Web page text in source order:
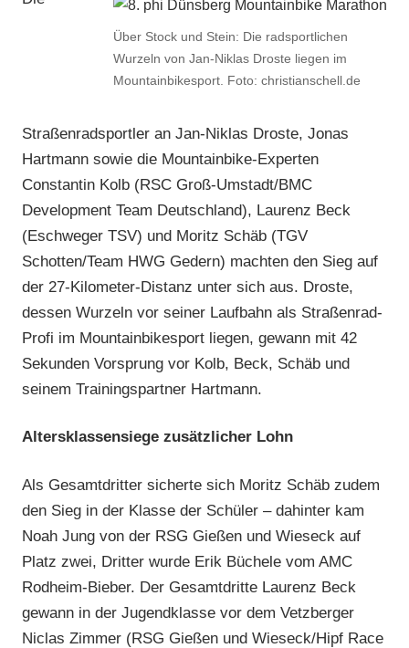
Über Stock und Stein: Die radsportlichen
Wurzeln von Jan-Niklas Droste liegen im
Mountainbikesport. Foto: christianschell.de
Straßenradsportler an Jan-Niklas Droste, Jonas
Hartmann sowie die Mountainbike-Experten
Constantin Kolb (RSC Groß-Umstadt/BMC
Development Team Deutschland), Laurenz Beck
(Eschweger TSV) und Moritz Schäb (TGV
Schotten/Team HWG Gedern) machten den Sieg auf
der 27-Kilometer-Distanz unter sich aus. Droste,
dessen Wurzeln vor seiner Laufbahn als Straßenrad-
Profi im Mountainbikesport liegen, gewann mit 42
Sekunden Vorsprung vor Kolb, Beck, Schäb und
seinem Trainingspartner Hartmann.
Altersklassensiege zusätzlicher Lohn
Als Gesamtdritter sicherte sich Moritz Schäb zudem
den Sieg in der Klasse der Schüler – dahinter kam
Noah Jung von der RSG Gießen und Wieseck auf
Platz zwei, Dritter wurde Erik Büchele vom AMC
Rodheim-Bieber. Der Gesamtdritte Laurenz Beck
gewann in der Jugendklasse vor dem Vetzberger
Niclas Zimmer (RSG Gießen und Wieseck/Hipf Race